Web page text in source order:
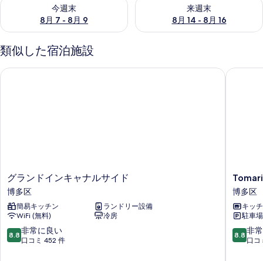
今週末
8月 7 - 8月 9
来週末
8月 14 - 8月 16
類似した宿泊施設
グ
ラ
ン
ド
イ
ン
キ
グランドインキャナルサイド
博多区
簡易キッチン
ランドリー設備
WiFi (無料)
冷房
10
段
8.8 非常に良い
口コミ 452 件
グランドインキャナルサイド
&
博
多
区
博多区
キッ
駐車
10
段
8.8 非
口コ